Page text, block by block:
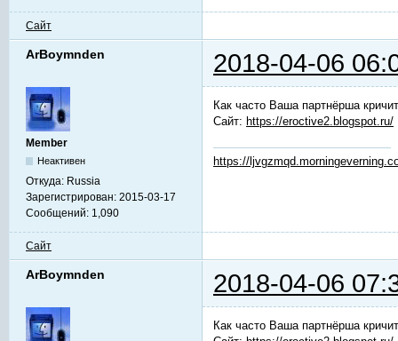
Сайт
ArBoymnden 2018-04-06
Member
Неактивен
Откуда: Russia
Зарегистрирован: 2015-03-17
Сообщений: 1,090
Как часто Ваша партнёрша
Сайт: https://eroctive2.blogspot.ru/
https://
Сайт
ArBoymnden 2018-04-06
Как часто Ваша партнёрша